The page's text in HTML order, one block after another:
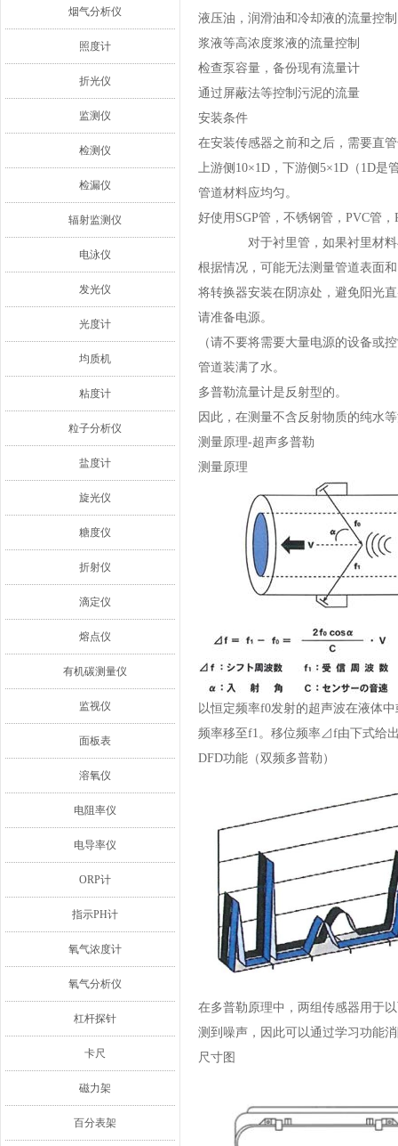
烟气分析仪
照度计
折光仪
监测仪
检测仪
检漏仪
辐射监测仪
电泳仪
发光仪
光度计
均质机
粘度计
粒子分析仪
盐度计
旋光仪
糖度仪
折射仪
滴定仪
熔点仪
有机碳测量仪
监视仪
面板表
溶氧仪
电阻率仪
电导率仪
ORP计
指示PH计
氧气浓度计
氧气分析仪
杠杆探针
卡尺
磁力架
百分表架
液压油，润滑油和冷却液的流量控制
浆液等高浓度浆液的流量控制
检查泵容量，备份现有流量计
通过屏蔽法等控制污泥的流量
安装条件
在安装传感器之前和之后，需要直
上游侧10×1D，下游侧5×1D（1D是
管道材料应均匀。
好使用SGP管，不锈钢管，PVC管
对于衬里管，如果衬里材料与
根据情况，可能无法测量管道表面
将转换器安装在阴凉处，避免阳光
请准备电源。
（请不要将需要大量电源的设备或
管道装满了水。
多普勒流量计是反射型的。
因此，在测量不含反射物质的纯水
测量原理-超声多普勒
测量原理
以恒定频率f0发射的超声波在液体
频率移至f1。移位频率⊿f由下式给
DFD功能（双频多普勒）
在多普勒原理中，两组传感器用于
测到噪声，因此可以通过学习功能
尺寸图